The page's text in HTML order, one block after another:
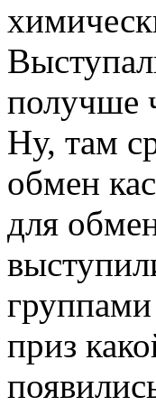
получше
Ну, там
обмен
для
приз